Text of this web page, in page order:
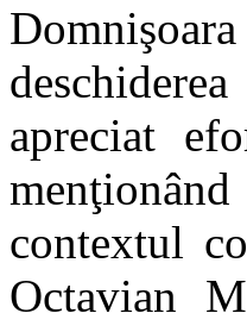
apreciat
contextul
Octavian